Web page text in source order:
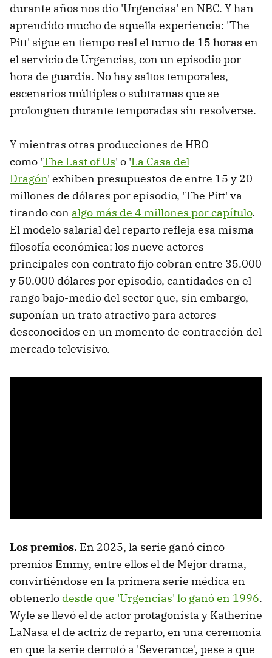
durante años nos dio 'Urgencias' en NBC. Y han
aprendido mucho de aquella experiencia: 'The
Pitt' sigue en tiempo real el turno de 15 horas en
el servicio de Urgencias, con un episodio por
hora de guardia. No hay saltos temporales,
escenarios múltiples o subtramas que se
prolonguen durante temporadas sin resolverse.
Y mientras otras producciones de HBO
como 'The Last of Us' o 'La Casa del
Dragón' exhiben presupuestos de entre 15 y 20
millones de dólares por episodio, 'The Pitt' va
tirando con algo más de 4 millones por capítulo.
El modelo salarial del reparto refleja esa misma
filosofía económica: los nueve actores
principales con contrato fijo cobran entre 35.000
y 50.000 dólares por episodio, cantidades en el
rango bajo-medio del sector que, sin embargo,
suponían un trato atractivo para actores
desconocidos en un momento de contracción del
mercado televisivo.
Los premios. En 2025, la serie ganó cinco
premios Emmy, entre ellos el de Mejor drama,
convirtiéndose en la primera serie médica en
obtenerlo desde que 'Urgencias' lo ganó en 1996.
Wyle se llevó el de actor protagonista y Katherine
LaNasa el de actriz de reparto, en una ceremonia
en que la serie derrotó a 'Severance', pese a que